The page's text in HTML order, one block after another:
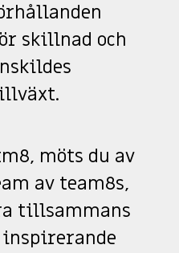
skillnad och
möts du av
av team8s,
tillsammans